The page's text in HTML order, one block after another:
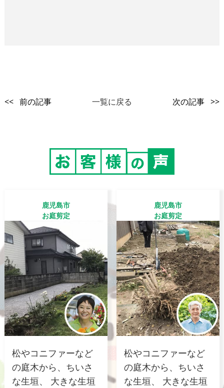
<< 前の記事 一覧に戻る 次の記事 >>
鹿児島市
お庭剪定
松やコニファーなど
の庭木から、ちいさ
な生垣、 大きな生垣
鹿児島市
お庭剪定
松やコニファーなど
の庭木から、ちいさ
な生垣、 大きな生垣